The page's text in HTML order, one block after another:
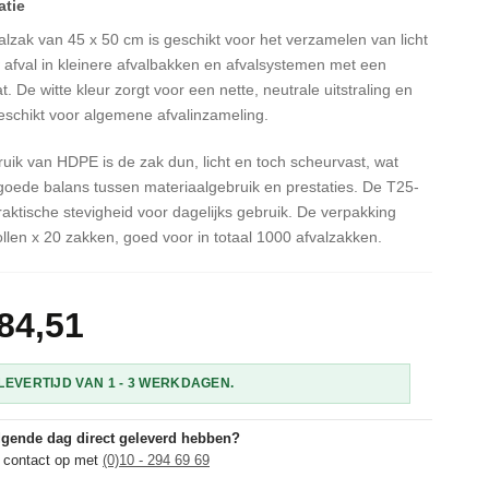
van 45 x 50 cm is geschikt voor het verzamelen van licht
in kleinere afvalbakken en afvalsystemen met een
De witte kleur zorgt voor een nette, neutrale uitstraling en
voor algemene afvalinzameling.
van HDPE is de zak dun, licht en toch scheurvast, wat
balans tussen materiaalgebruik en prestaties. De T25-
stevigheid voor dagelijks gebruik. De verpakking
x 20 zakken, goed voor in totaal 1000 afvalzakken.
VAN 1 - 3 WERKDAGEN.
dag direct geleverd hebben?
contact op met (0)10 - 294 69 69